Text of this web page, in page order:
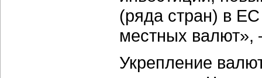
(ряда стран) в
местных
Укрепление